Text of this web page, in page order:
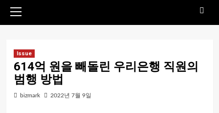
메뉴
Issue
614억 원을 빼돌린 우리은행 직원의
범행 방법
bizmark 2022년 7월 9일